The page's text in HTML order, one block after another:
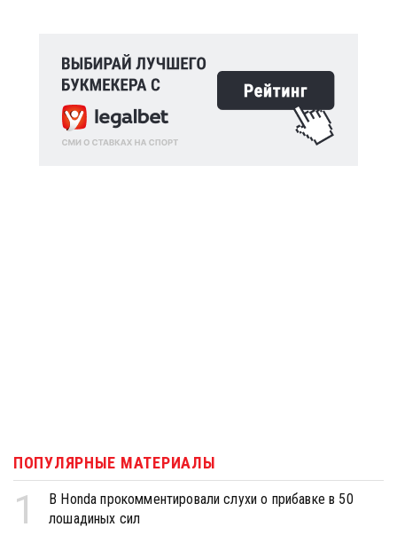
ПОПУЛЯРНЫЕ МАТЕРИАЛЫ
1
В Honda прокомментировали слухи о прибавке в 50
лошадиных сил